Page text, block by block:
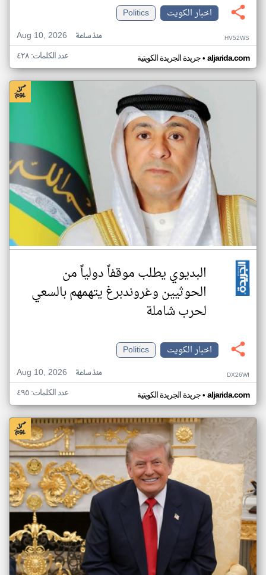
اخبار الكويت
Politics
Aug 10, 2026
منذ ساعة HV52WS
جريدة الجريدة الكويتية• aljarida.com عدد الكلمات: ٤٢٨
البديوي يطلب موقفاً دولياً من
الحوثيين وغروندبرغ يتهمهم بالسعي
لحرب شاملة
اخبار الكويت
Politics
Aug 10, 2026
منذ ساعة DX26WI
جريدة الجريدة الكويتية• aljarida.com عدد الكلمات: ٤٩٥